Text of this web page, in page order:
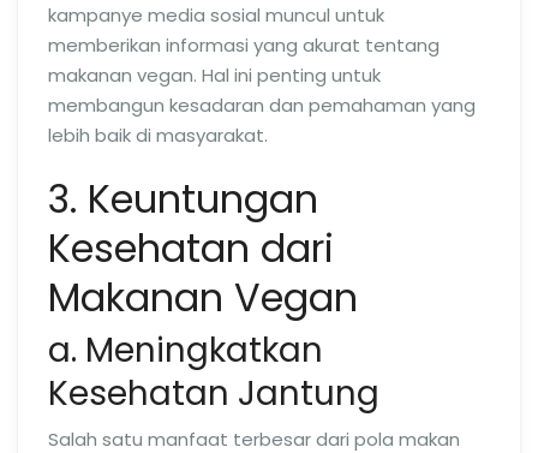
kampanye media sosial muncul untuk
memberikan informasi yang akurat tentang
makanan vegan. Hal ini penting untuk
membangun kesadaran dan pemahaman yang
lebih baik di masyarakat.
3. Keuntungan
Kesehatan dari
Makanan Vegan
a. Meningkatkan
Kesehatan Jantung
Salah satu manfaat terbesar dari pola makan